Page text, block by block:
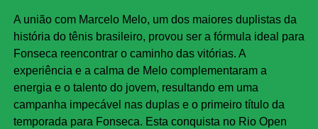
A união com Marcelo Melo, um dos maiores duplistas da
história do tênis brasileiro, provou ser a fórmula ideal para
Fonseca reencontrar o caminho das vitórias. A
experiência e a calma de Melo complementaram a
energia e o talento do jovem, resultando em uma
campanha impecável nas duplas e o primeiro título da
temporada para Fonseca. Esta conquista no Rio Open